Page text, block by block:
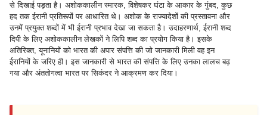
से दिखाई पड़ता है। अशोककालीन स्मारक, विशेषकर घंटा के आकार के गुंबद, कुछ
हद तक ईरानी प्रतिरूपों पर आधारित थे। अशोक के राज्यादेशों की प्रस्तावना और
उनमें प्रयुक्त शब्दों में भी ईरानी प्रभाव देखा जा सकता है। उदाहरणार्थ, ईरानी शब्द
दिपी के लिए अशोककालीन लेखकों ने लिपि शब्द का प्रयोग किया है। इसके
अतिरिक्त, यूनानियों को भारत की अपार संपत्ति की जो जानकारी मिली वह इन
ईरानियों के जरिए ही। इस जानकारी से भारत की संपत्ति के लिए उनका लालच बढ़
गया और अंततोगत्वा भारत पर सिकंदर ने आक्रमण कर दिया।